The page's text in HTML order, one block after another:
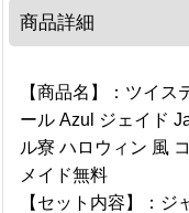
商品詳細
【商品名】：ツイ
ール Azul ジェイド
ル寮 ハロウィン 風
メイド無料
【セット内容】：